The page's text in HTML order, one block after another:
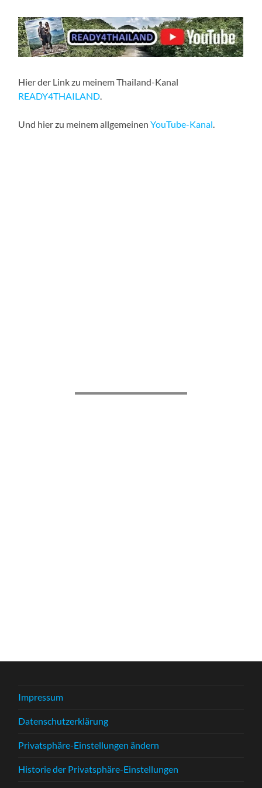
Hier der Link zu meinem Thailand-Kanal
READY4THAILAND
Und hier zu meinem allgemeinenYouTube-Kanal
Impressum
Datenschutzerklärung
Privatsphäre-Einstellungen ändern
Historie der Privatsphäre-Einstellungen